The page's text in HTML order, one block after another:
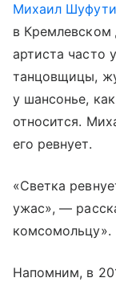
Михаил
в Кремлевском
артиста часто
танцовщицы,
у шансонье,
относится.
его ревнует.
«Светка
ужас», —
комсомольцу».
Напомним, в